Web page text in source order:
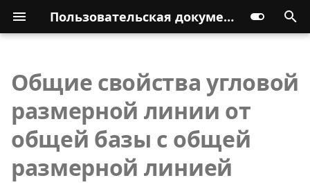
Пользовательская документация
Общие свойства угловой
размерной линии от
общей базы с общей
размерной линией